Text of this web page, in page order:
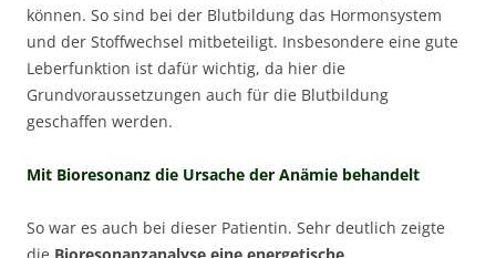
können. So sind bei der Blutbildung das Hormonsystem
und der Stoffwechsel mitbeteiligt. Insbesondere eine gute
Leberfunktion ist dafür wichtig, da hier die
Grundvoraussetzungen auch für die Blutbildung
geschaffen werden.
Mit Bioresonanz die Ursache der Anämie behandelt
So war es auch bei dieser Patientin. Sehr deutlich zeigte